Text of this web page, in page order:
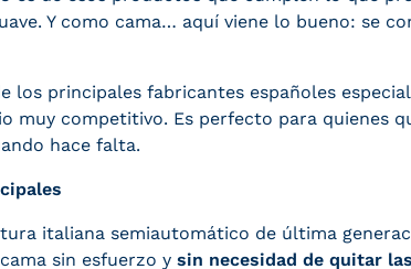
Y como cama… aquí viene lo bueno: se
los principales fabricantes españoles
muy competitivo. Es perfecto para quienes
hace falta.
italiana semiautomático de última
sin esfuerzo y sin necesidad de quitar